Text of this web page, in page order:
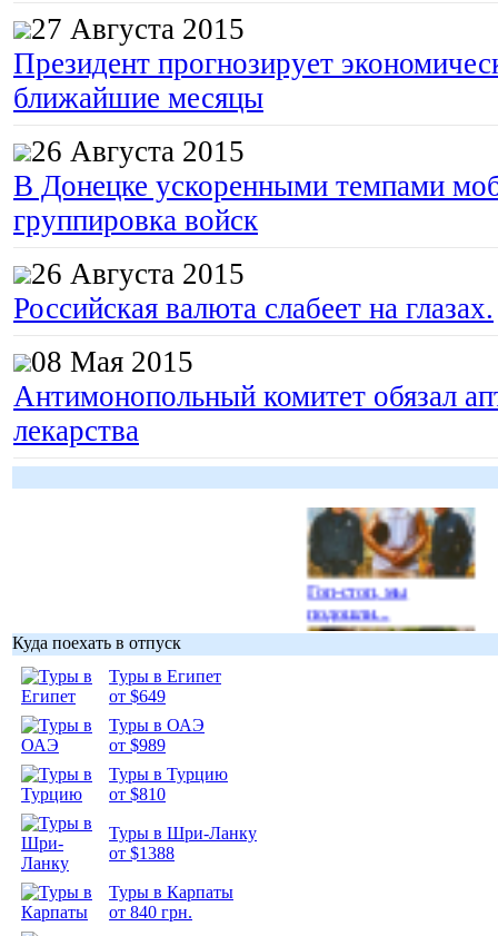
27 Августа 2015
Президент прогнозирует
ближайшие месяцы
26 Августа 2015
В Донецке ускоренными темпами
группировка войск
26 Августа 2015
Российская валюта слабеет на глазах.
08 Мая 2015
Антимонопольный комитет обязал
лекарства
Гоп-стоп, мы
подошли...
Куда поехать в отпуск
Туры в Египет
от $649
Туры в ОАЭ
от $989
Туры в Турцию
от $810
Туры в Шри-Ланку
от $1388
Туры в Карпаты
от 840 грн.